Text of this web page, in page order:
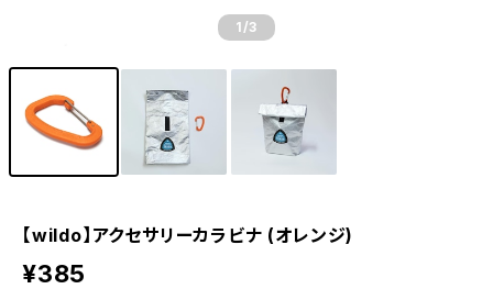
1 /3
【wildo】アクセサリーカラビナ (オレンジ)
¥385